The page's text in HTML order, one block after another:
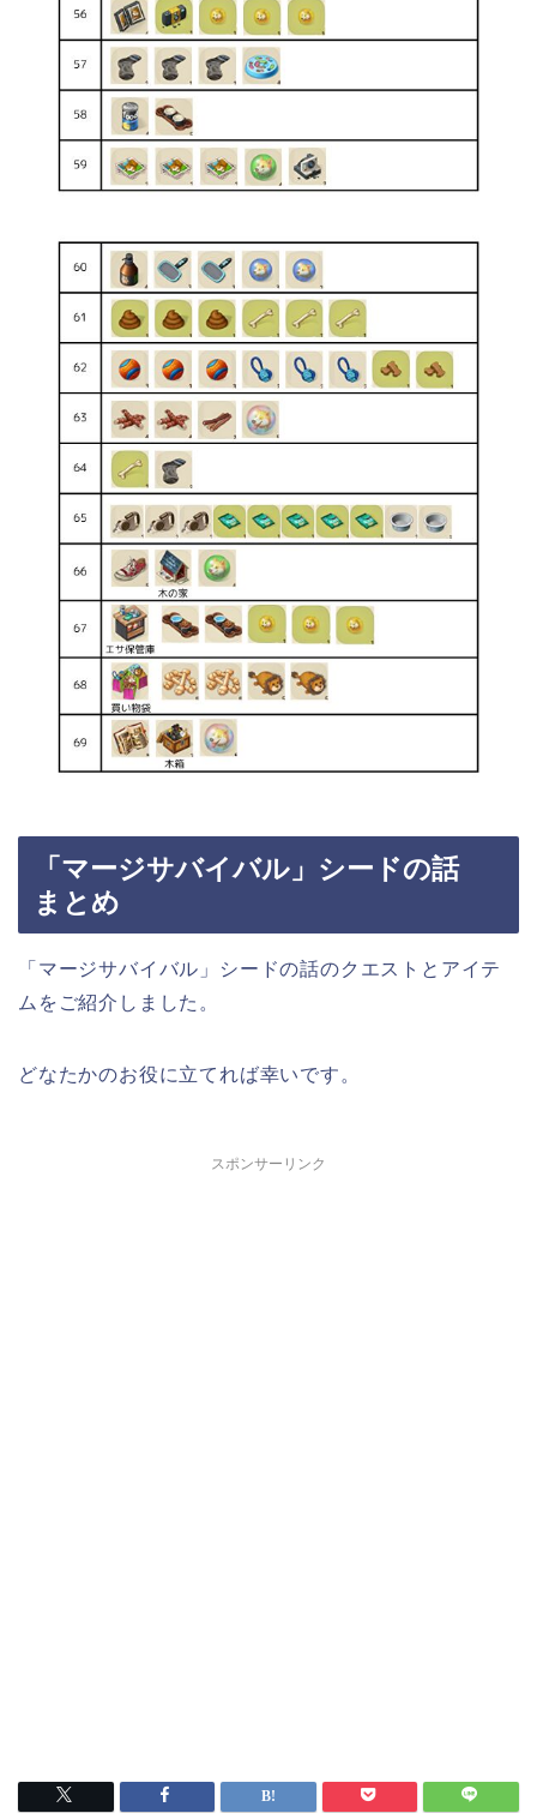
「マージサバイバル」シードの話
まとめ
「マージサバイバル」シードの話のクエストとアイテ
ムをご紹介しました。
どなたかのお役に立てれば幸いです。
スポンサーリンク